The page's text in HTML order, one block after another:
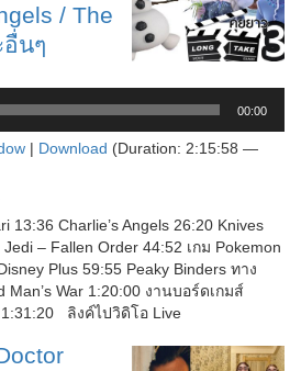
/ The
อื่นๆ
00:00
| Download (Duration: 2:15:58 —
13:36 Charlie’s Angels 26:20 Knives
– Fallen Order 44:52 เกม Pokemon
Plus 59:55 Peaky Binders ทาง
War 1:20:00 งานบอร์ดเกมส์
1:31:20 ลิงค์ไปวิดิโอ Live